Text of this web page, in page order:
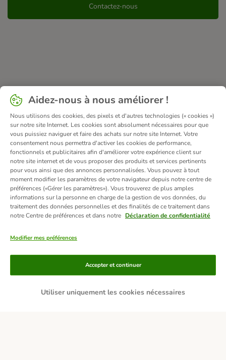
Contactez-nous
Moyens de paiement
Aidez-nous à nous améliorer !
Nous utilisons des cookies, des pixels et d'autres technologies (« cookies »)
sur notre site Internet. Les cookies sont absolument nécessaires pour que
vous puissiez naviguer et faire des achats sur notre site Internet. Votre
consentement nous permettra d'activer les cookies de performance,
fonctionnels et publicitaires afin d'améliorer votre expérience client sur
notre site internet et de vous proposer des produits et services pertinents
pour vous ainsi que des annonces personnalisées. Vous pouvez à tout
moment modifier les paramètres de votre navigateur depuis notre centre de
préférences («Gérer les paramètres»). Vous trouverez de plus amples
informations sur la personne en charge de la gestion de vos données, du
traitement des données personnelles et des finalités de ce traitement dans
notre Centre de préférences et dans notre Déclaration de confidentialité
Modifier mes préférences
Utiliser uniquement les cookies nécessaires
Accepter et continuer